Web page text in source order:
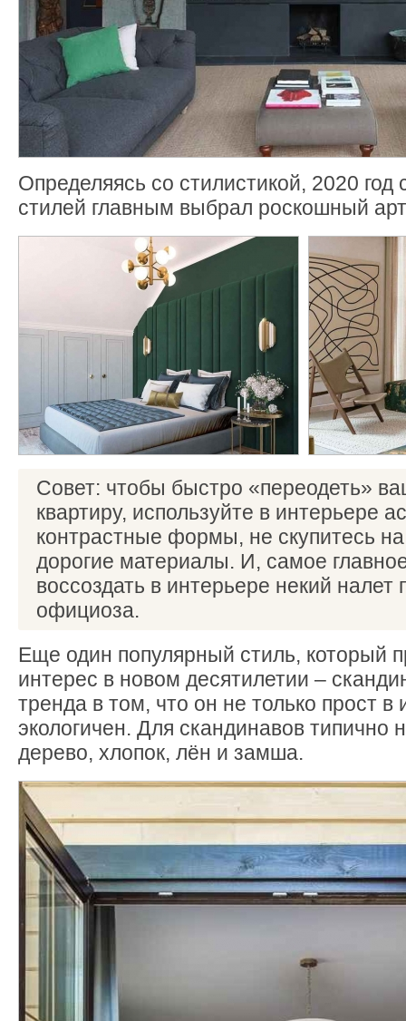
Определяясь со стилистикой, 2020 год
стилей главным выбрал роскошный
Совет: чтобы быстро «переодеть»
квартиру, используйте в интерьере
контрастные формы, не скупитесь
дорогие материалы. И, самое
воссоздать в интерьере некий налет
официоза.
Еще один популярный стиль, который
интерес в новом десятилетии –
тренда в том, что он не только прост в
экологичен. Для скандинавов типично
дерево, хлопок, лён и замша.